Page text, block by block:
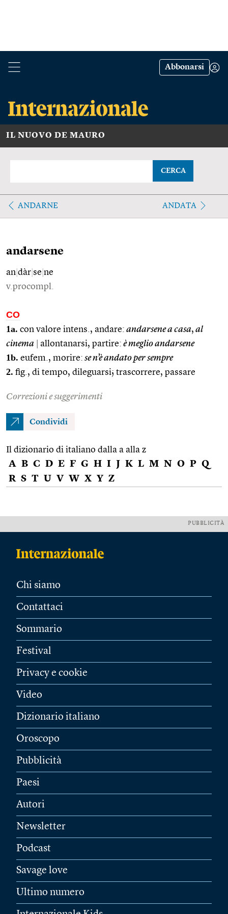
Abbonarsi
IL NUOVO DE MAURO
CERCA
ANDARNE ANDATA
andarsene
an dàr se ne
v.procompl.
CO
1a. con valore intens., andare: andarsene a casa, al
cinema
allontanarsi, partire: è meglio andarsene
1b. eufem., morire: se n’è andato per sempre
2. fig., di tempo, dileguarsi; trascorrere, passare
Correzioni e suggerimenti
Condividi
Il dizionario di italiano dalla a alla z
A B C D E F G H I J K L M N O P Q
R S T U V W X Y Z
PUBBLICITÀ
Chi siamo
Contattaci
Sommario
Festival
Privacy e cookie
Video
Dizionario italiano
Oroscopo
Pubblicità
Paesi
Autori
Newsletter
Podcast
Savage love
Ultimo numero